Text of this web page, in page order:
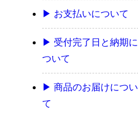
▶ お支払いについて
▶ 受付完了日と納期に
ついて
▶ 商品のお届けについ
て